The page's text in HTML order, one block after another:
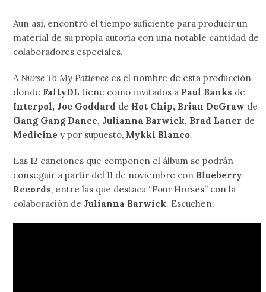
Aun así, encontró el tiempo suficiente para producir un
material de su propia autoría con una notable cantidad de
colaboradores especiales.
A Nurse To My Patience es el nombre de esta producción
donde FaltyDL tiene como invitados a Paul Banks de
Interpol, Joe Goddard de Hot Chip, Brian DeGraw de
Gang Gang Dance, Julianna Barwick, Brad Laner de
Mediciney por supuesto, Mykki Blanco.
Las 12 canciones que componen el álbum se podrán
conseguir a partir del 11 de noviembre con Blueberry
Records, entre las que destaca “Four Horses” con la
colaboración de Julianna Barwick. Escuchen: